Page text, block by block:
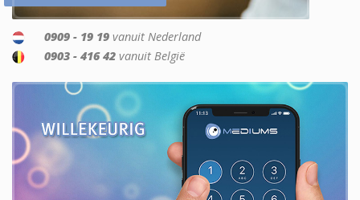
0909 - 19 19 vanuit Nederland
0903 - 416 42 vanuit België